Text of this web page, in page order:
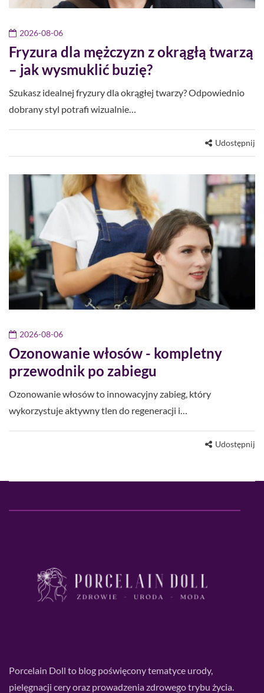
2026-08-06
Fryzura dla mężczyzn z okrągłą twarzą
– jak wysmuklić buzię?
Szukasz idealnej fryzury dla okrągłej twarzy? Odpowiednio
dobrany styl potrafi wizualnie…
Udostępnij
2026-08-06
Ozonowanie włosów - kompletny
przewodnik po zabiegu
Ozonowanie włosów to innowacyjny zabieg, który
wykorzystuje aktywny tlen do regeneracji i…
Udostępnij
Porcelain Doll to blog poświęcony tematyce urody,
pielęgnacji cery oraz prowadzenia zdrowego trybu życia.